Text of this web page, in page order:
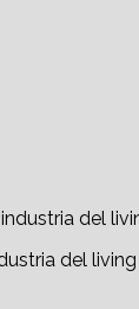
del